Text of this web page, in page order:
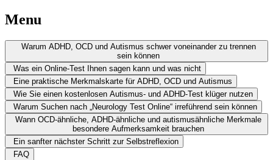
Menu
Warum ADHD, OCD und Autismus schwer voneinander zu trennen
sein können
Was ein Online-Test Ihnen sagen kann und was nicht
Eine praktische Merkmalskarte für ADHD, OCD und Autismus
Wie Sie einen kostenlosen Autismus- und ADHD-Test klüger nutzen
Warum Suchen nach „Neurology Test Online“ irreführend sein können
Wann OCD-ähnliche, ADHD-ähnliche und autismusähnliche Merkmale
besondere Aufmerksamkeit brauchen
Ein sanfter nächster Schritt zur Selbstreflexion
FAQ